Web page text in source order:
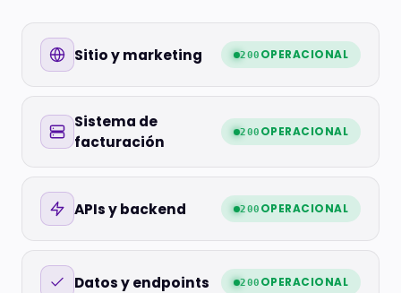
Sitio y marketing 200 OPERACIONAL
Sistema de
facturación
200 OPERACIONAL
APIs y backend 200 OPERACIONAL
Datos y endpoints 200 OPERACIONAL